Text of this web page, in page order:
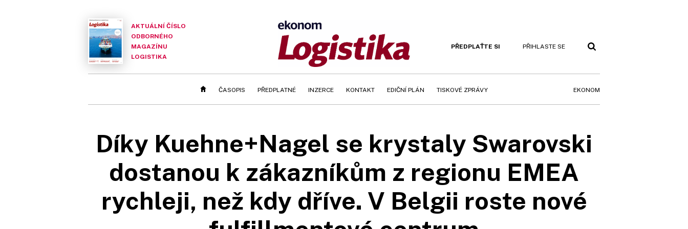
AKTUÁLNÍ ČÍSLO
ODBORNÉHO
MAGAZÍNU
LOGISTIKA
PŘEDPLAŤTE SI PŘIHLASTE SE
ČASOPIS PŘEDPLATNÉ INZERCE KONTAKT EDIČNÍ PLÁN TISKOVÉ ZPRÁVY EKONOM
Díky Kuehne+Nagel se krystaly Swarovski
dostanou k zákazníkům z regionu EMEA
rychleji, než kdy dříve. V Belgii roste nové